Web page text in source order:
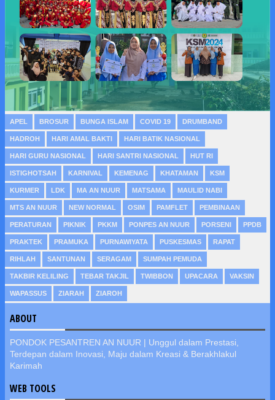
APEL BROSUR BUNGA ISLAM COVID 19 DRUMBAND
HADROH HARI AMAL BAKTI HARI BATIK NASIONAL
HARI GURU NASIONAL HARI SANTRI NASIONAL HUT RI
ISTIGHOTSAH KARNIVAL KEMENAG KHATAMAN KSM
KURMER LDK MA AN NUUR MATSAMA MAULID NABI
MTS AN NUUR NEW NORMAL OSIM PAMFLET PEMBINAAN
PERATURAN PIKNIK PKKM PONPES AN NUUR PORSENI PPDB
PRAKTEK PRAMUKA PURNAWIYATA PUSKESMAS RAPAT
RIHLAH SANTUNAN SERAGAM SUMPAH PEMUDA
TAKBIR KELILING TEBAR TAKJIL TWIBBON UPACARA VAKSIN
WAPASSUS ZIARAH ZIAROH
ABOUT
PONDOK PESANTREN AN NUUR | Unggul dalam Prestasi,
Terdepan dalam Inovasi, Maju dalam Kreasi & Berakhlakul
Karimah
WEB TOOLS